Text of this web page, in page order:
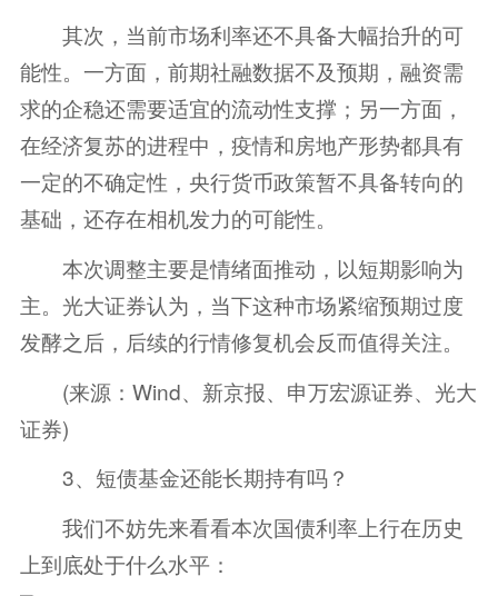
其次，当前市场利率还不具备大幅抬升的可
能性。一方面，前期社融数据不及预期，融资需
求的企稳还需要适宜的流动性支撑；另一方面，
在经济复苏的进程中，疫情和房地产形势都具有
一定的不确定性，央行货币政策暂不具备转向的
基础，还存在相机发力的可能性。
本次调整主要是情绪面推动，以短期影响为
主。光大证券认为，当下这种市场紧缩预期过度
发酵之后，后续的行情修复机会反而值得关注。
(来源：Wind、新京报、申万宏源证券、光大
证券)
3、短债基金还能长期持有吗？
我们不妨先来看看本次国债利率上行在历史
上到底处于什么水平：